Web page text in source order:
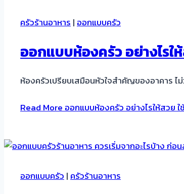
ครัวร้านอาหาร | ออกแบบครัว
ออกแบบห้องครัว อย่างไรใ
ห้องครัวเปรียบเสมือนหัวใจสำคัญของอาคาร ไ
Read More ออกแบบห้องครัว อย่างไรให้สวย ใ
ออกแบบครัว | ครัวร้านอาหาร